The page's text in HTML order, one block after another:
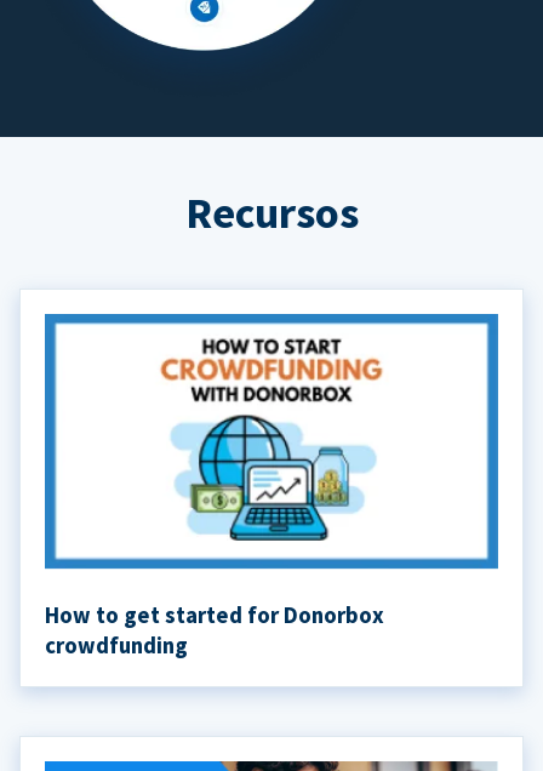
Recursos
How to get started for Donorbox
crowdfunding